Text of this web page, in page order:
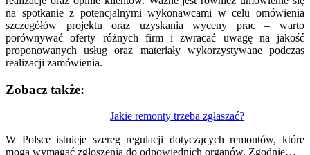
na spotkanie z potencjalnymi wykonawcami w celu omówienia
szczegółów projektu oraz uzyskania wyceny prac – warto
porównywać oferty różnych firm i zwracać uwagę na jakość
proponowanych usług oraz materiały wykorzystywane podczas
realizacji zamówienia.
Zobacz także:
Jakie remonty trzeba zgłaszać?
W Polsce istnieje szereg regulacji dotyczących remontów, które
mogą wymagać zgłoszenia do odpowiednich organów. Zgodnie…
wpisu